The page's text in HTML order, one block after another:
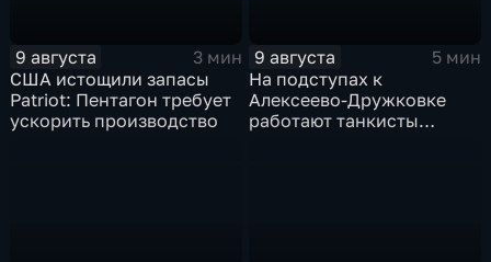
9 августа
3 мин
США истощили запасы
Patriot: Пентагон требует
ускорить производство
9 августа
5 мин
На подступах к
Алексеево-Дружковке
работают танкисты